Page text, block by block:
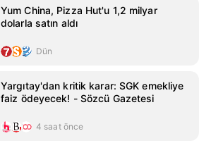
Yum China, Pizza Hut'u 1,2 milyar
dolarla satın aldı
Dün
Yargıtay'dan kritik karar: SGK emekliye
faiz ödeyecek! - Sözcü Gazetesi
4 saat önce